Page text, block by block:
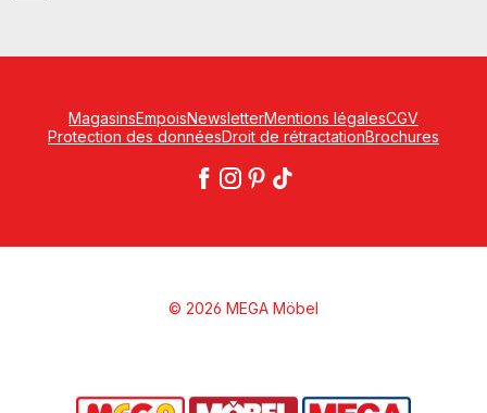
MagasinsEmpoisNewsletterMentions légalesCGV
Protection des donnéesDroit de rétractationBrochures
© 2026 MEGA Möbel